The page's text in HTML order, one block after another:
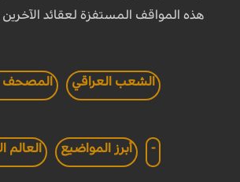
هذه المواقف المستفزة لعقائد
الشعب العراقي المصحف
- أبرز المواضيع العالم